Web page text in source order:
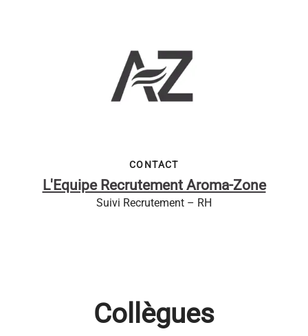
CONTACT
L'Equipe Recrutement Aroma-Zone
Suivi Recrutement – RH
Collègues